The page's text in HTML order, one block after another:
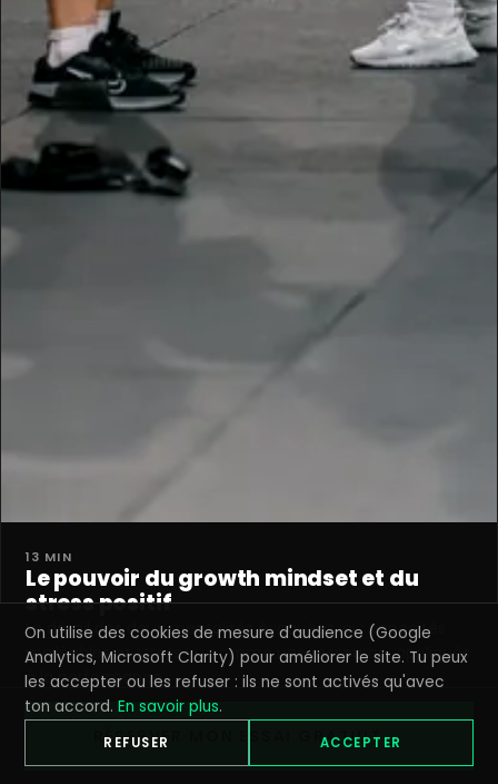
13 MIN
Le pouvoir du growth mindset et du
stress positif
Le détail des deux mentalités évoquées ici : capacités
malléables et stress vu comme une ressource, appliqués
à la performance.
LIRE→
RÉSERVER MON ESSAI GRATUIT →
On utilise des cookies de mesure d'audience (Google
Analytics, Microsoft Clarity) pour améliorer le site. Tu peux
les accepter ou les refuser : ils ne sont activés qu'avec
ton accord.En savoir plus.
REFUSER ACCEPTER